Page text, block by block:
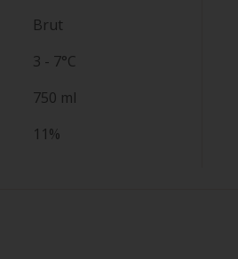
Brut
3 - 7°C
750 ml
11%